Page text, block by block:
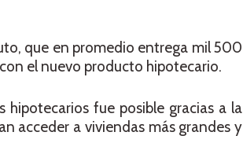
que en promedio entrega mil 500
el nuevo producto hipotecario.
fue posible gracias a la
acceder a viviendas más grandes y